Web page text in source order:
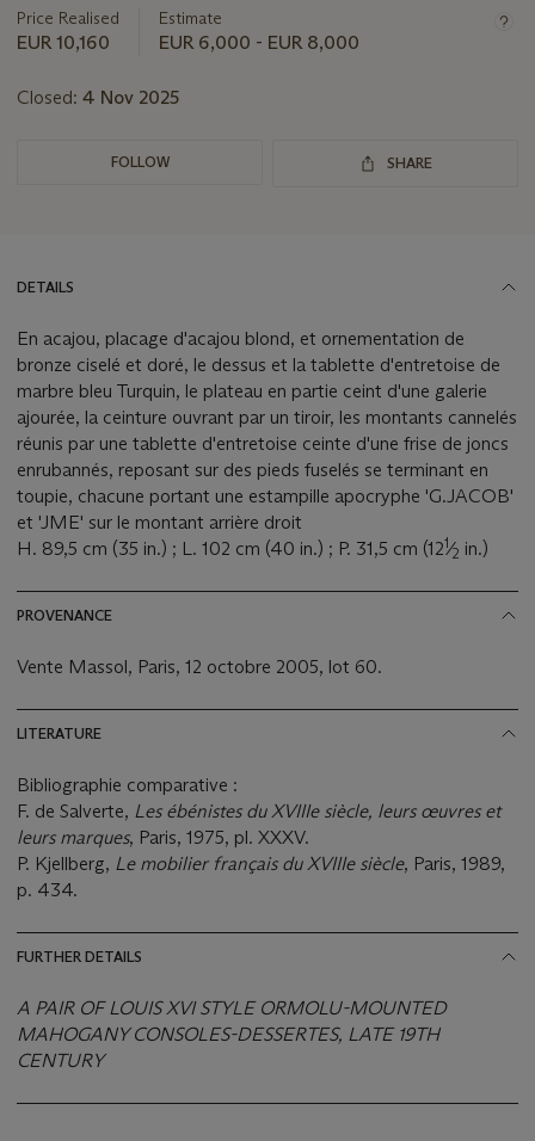
Price Realised
EUR 10,160
Estimate
EUR 6,000 - EUR 8,000
Closed: 4 Nov 2025
FOLLOW SHARE
DETAILS
En acajou, placage d'acajou blond, et ornementation de
bronze ciselé et doré, le dessus et la tablette d'entretoise de
marbre bleu Turquin, le plateau en partie ceint d'une galerie
ajourée, la ceinture ouvrant par un tiroir, les montants cannelés
réunis par une tablette d'entretoise ceinte d'une frise de joncs
enrubannés, reposant sur des pieds fuselés se terminant en
toupie, chacune portant une estampille apocryphe 'G.JACOB'
et 'JME' sur le montant arrière droit
H. 89,5 cm (35 in.) ; L. 102 cm (40 in.) ; P. 31,5 cm (121⁄2 in.)
PROVENANCE
Vente Massol, Paris, 12 octobre 2005, lot 60.
LITERATURE
Bibliographie comparative :
F. de Salverte, Les ébénistes du XVIIIe siècle, leurs œuvres et
leurs marques, Paris, 1975, pl. XXXV.
P. Kjellberg, Le mobilier français du XVIIIe siècle, Paris, 1989,
p. 434.
FURTHER DETAILS
A PAIR OF LOUIS XVI STYLE ORMOLU-MOUNTED
MAHOGANY CONSOLES-DESSERTES, LATE 19TH
CENTURY